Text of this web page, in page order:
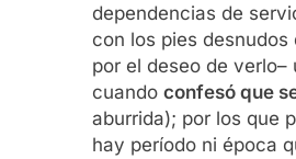
dependencias de
con los pies
por el deseo de
cuando confesó que
aburrida); por los que
hay período ni época